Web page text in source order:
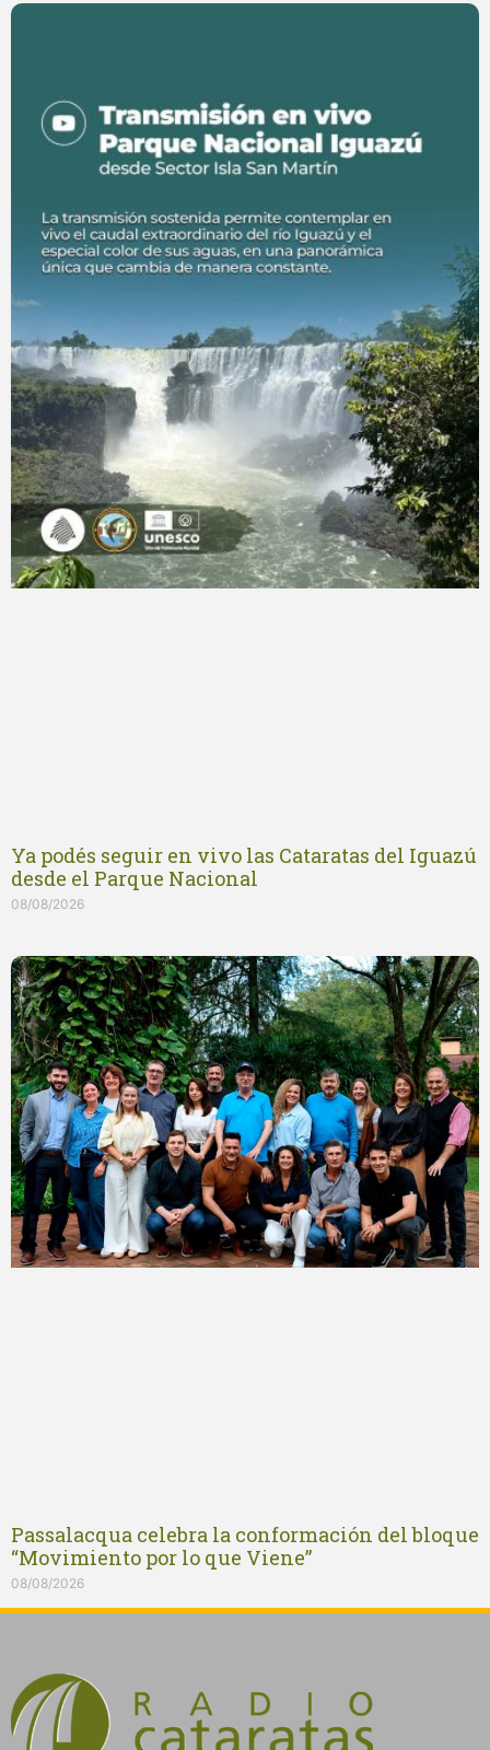
Ya podés seguir en vivo las Cataratas del Iguazú
desde el Parque Nacional
08/08/2026
Passalacqua celebra la conformación del bloque
“Movimiento por lo que Viene”
08/08/2026